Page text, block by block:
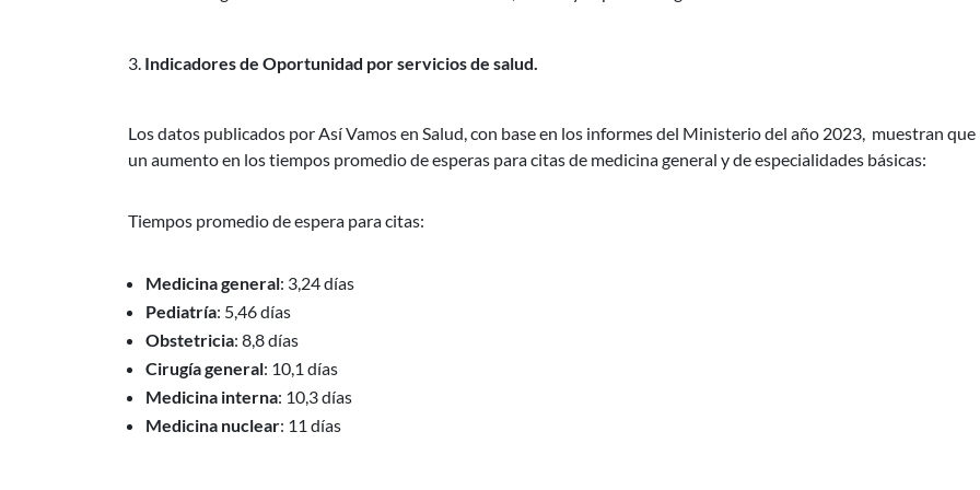
Indicadores de Oportunidad por servicios de salud.
Los datos publicados por Así Vamos en Salud, con base en los informes del Ministerio del año 2023, muestran que
un aumento en los tiempos promedio de esperas para citas de medicina general y de especialidades básicas:
Tiempos promedio de espera para citas:
Medicina general: 3,24 días
Pediatría: 5,46 días
Obstetricia: 8,8 días
Cirugía general: 10,1 días
Medicina interna: 10,3 días
Medicina nuclear: 11 días